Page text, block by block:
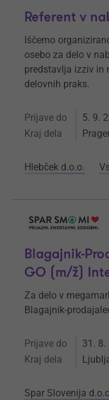
Referent v
Iščemo
osebo za delo v
predstavlja izziv in
delovnih praks.
Prijave do 5. 9.
Kraj dela
Hlebček d.o.o.
Blagajnik-
GO (m/ž)
Za delo v
Blagajnik-
Prijave do 31. 8.
Kraj dela
Spar Slovenija